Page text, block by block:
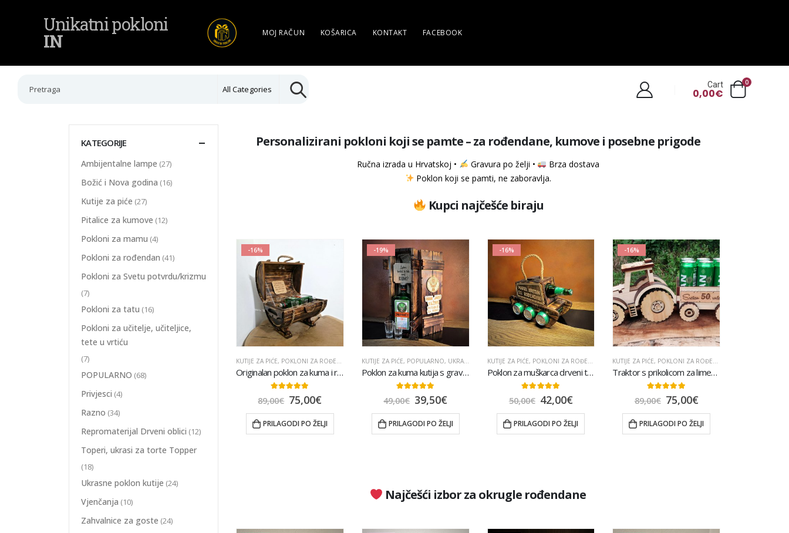
Unikatni pokloni
IN MOJ RAČUN KOŠARICA KONTAKT FACEBOOK
All Categories
0
Cart
0,00€
Personalizirani pokloni koji se pamte – za rođendane, kumove i posebne prigode
Ručna izrada u Hrvatskoj • Gravura po želji •
Brza dostava
Poklon koji se pamti, ne zaboravlja.
Kupci najčešće biraju
-16%
KUTIJE ZA PIĆE, POKLONI ZA ROĐENDAN POPULARNO,UKRASNE POKLON KUTIJE
Originalan poklon za kuma i rođendan – drvena bačvica s gravurom
out of 5
89,00€ 75,00€
PRILAGODI PO ŽELJI
-19%
KUTIJE ZA PIĆE, POPULARNO, UKRASNE POKLON KUTIJE
Poklon za kuma kutija s gravurom
out of 5
49,00€ 39,50€
PRILAGODI PO ŽELJI
-16%
KUTIJE ZA PIĆE, POKLONI ZA ROĐENDAN POPULARNO
Poklon za muškarca drveni tenk gravura
out of 5
50,00€ 42,00€
PRILAGODI PO ŽELJI
-16%
KUTIJE ZA PIĆE, POKLONI ZA ROĐENDAN
Traktor s prikolicom za limenke
out of 5
89,00€ 75,00€
PRILAGODI PO ŽELJI
Najčešći izbor za okrugle rođendane
KATEGORIJE
Ambijentalne lampe (27)
Božić i Nova godina (16)
Kutije za piće (27)
Pitalice za kumove (12)
Pokloni za mamu (4)
Pokloni za rođendan (41)
Pokloni za Svetu potvrdu/krizmu
(7)
Pokloni za tatu (16)
Pokloni za učitelje, učiteljice,
tete u vrtiću
(7)
POPULARNO (68)
Privjesci (4)
Razno (34)
Repromaterijal Drveni oblici (12)
Toperi, ukrasi za torte Topper
(18)
Ukrasne poklon kutije (24)
Vjenčanja (10)
Zahvalnice za goste (24)